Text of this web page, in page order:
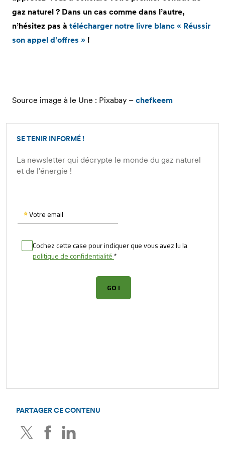
gaz naturel ? Dans un cas comme dans l’autre,
n’hésitez pas à télécharger notre livre blanc « Réussir
son appel d’offres » !
Source image à le Une : Pixabay – chefkeem
SE TENIR INFORMÉ !
La newsletter qui décrypte le monde du gaz naturel
et de l'énergie !
PARTAGER CE CONTENU
TwitterFacebook